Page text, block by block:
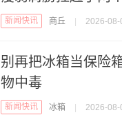
新闻快讯 商丘 2026-08-
别再把冰箱当保险
物中毒
新闻快讯 冰箱 2026-08-